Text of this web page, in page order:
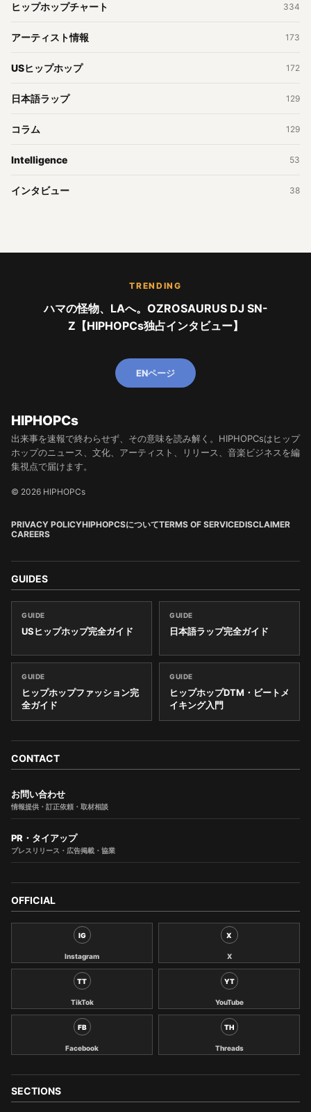
ヒップホップチャート 334
アーティスト情報 173
USヒップホップ 172
日本語ラップ 129
コラム 129
Intelligence 53
インタビュー 38
TRENDING
ハマの怪物、LAへ。OZROSAURUS DJ SN-
Z【HIPHOPCs独占インタビュー】
ENページ
HIPHOPCs
出来事を速報で終わらせず、その意味を読み解く。HIPHOPCsはヒップ
ホップのニュース、文化、アーティスト、リリース、音楽ビジネスを編
集視点で届けます。
© 2026 HIPHOPCs
PRIVACY POLICYHIPHOPCSについてTERMS OF SERVICEDISCLAIMER
CAREERS
GUIDES
GUIDE
USヒップホップ完全ガイド
GUIDE
日本語ラップ完全ガイド
GUIDE
ヒップホップファッション完
全ガイド
GUIDE
ヒップホップDTM・ビートメ
イキング入門
CONTACT
お問い合わせ
情報提供・訂正依頼・取材相談
PR・タイアップ
プレスリリース・広告掲載・協業
OFFICIAL
IG
Instagram
X
X
TT
TikTok
YT
YouTube
FB
Facebook
TH
Threads
SECTIONS